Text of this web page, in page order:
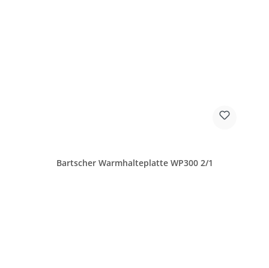
Bartscher Warmhalteplatte WP300 2/1